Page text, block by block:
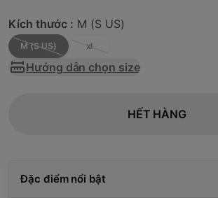
Kích thước : M (S US)
M (S US) xl
Hướng dẫn chọn size
HẾT HÀNG
Đặc điểm nổi bật